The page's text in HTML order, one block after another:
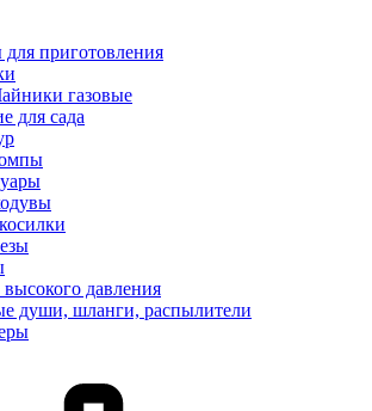
приготовления
газовые
для сада
давления
души, шланги, распылители